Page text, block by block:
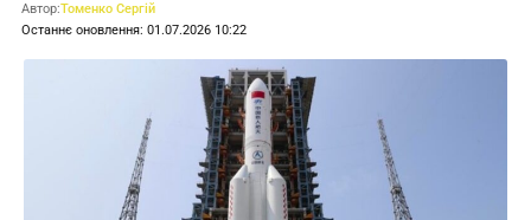
Останнє оновлення: 01.07.2026 10:22
Автор:Томенко Сергій